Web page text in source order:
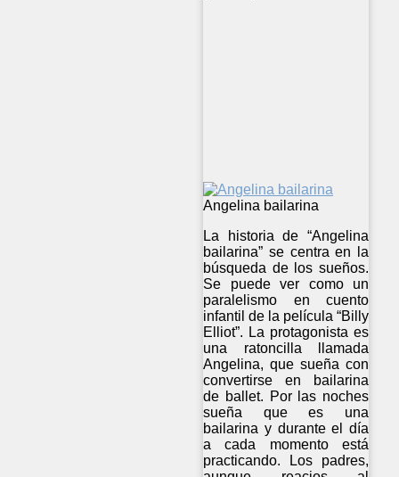
Angelina bailarina
La historia de “Angelina
bailarina” se centra en la
búsqueda de los sueños.
Se puede ver como un
paralelismo en cuento
infantil de la película “Billy
Elliot”. La protagonista es
una ratoncilla llamada
Angelina, que sueña con
convertirse en bailarina
de ballet. Por las noches
sueña que es una
bailarina y durante el día
a cada momento está
practicando. Los padres,